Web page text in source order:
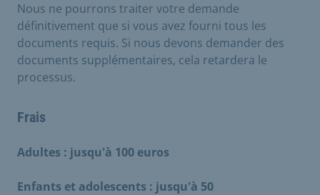
Nous ne pourrons traiter votre demande
définitivement que si vous avez fourni tous les
documents requis. Si nous devons demander des
documents supplémentaires, cela retardera le
processus.
Frais
Adultes : jusqu'à 100 euros
Enfants et adolescents : jusqu'à 50